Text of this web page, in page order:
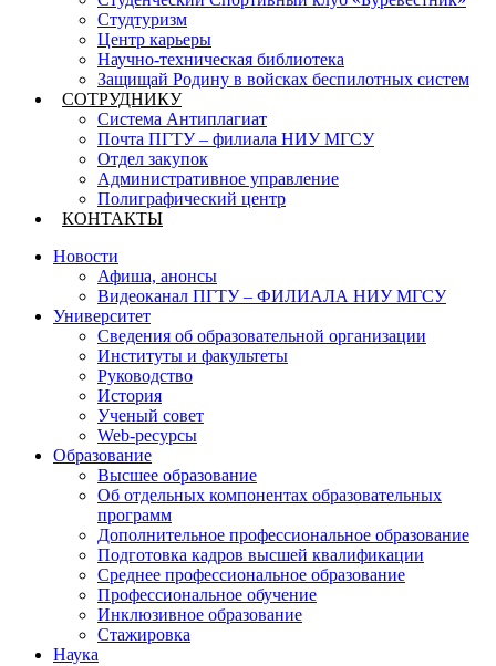
Студтуризм
Центр карьеры
Научно-техническая библиотека
Защищай Родину в войсках беспилотных систем
СОТРУДНИКУ
Система Антиплагиат
Почта ПГТУ – филиала НИУ МГСУ
Отдел закупок
Административное управление
Полиграфический центр
КОНТАКТЫ
Новости
Афиша, анонсы
Видеоканал ПГТУ – ФИЛИАЛА НИУ МГСУ
Университет
Сведения об образовательной организации
Институты и факультеты
Руководство
История
Ученый совет
Web-ресурсы
Образование
Высшее образование
Об отдельных компонентах образовательных
программ
Дополнительное профессиональное образование
Подготовка кадров высшей квалификации
Среднее профессиональное образование
Профессиональное обучение
Инклюзивное образование
Стажировка
Наука